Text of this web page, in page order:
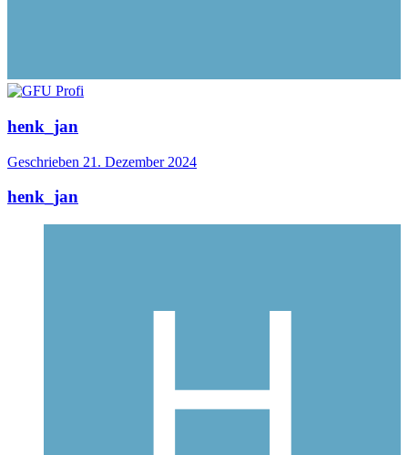
henk_jan
Geschrieben 21. Dezember 2024
henk_jan